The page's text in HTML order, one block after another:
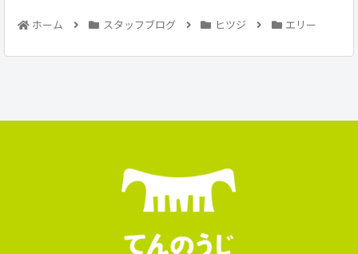
ホーム スタッフブログ ヒツジ エリー